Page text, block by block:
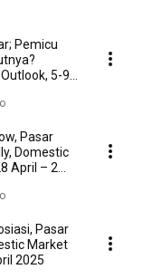
Pemicu
5-9
Pasar
Domestic
April – 2
Pasar
Market
2025